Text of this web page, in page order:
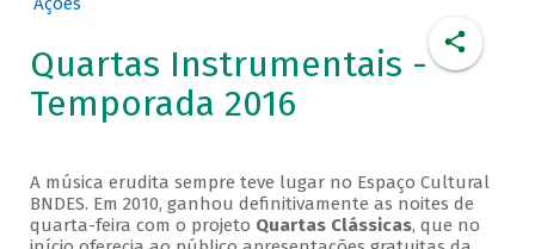
Quartas Instrumentais -
Temporada 2016
A música erudita sempre teve lugar no Espaço Cultural
BNDES. Em 2010, ganhou definitivamente as noites de
quarta-feira com o projeto Quartas Clássicas, que no